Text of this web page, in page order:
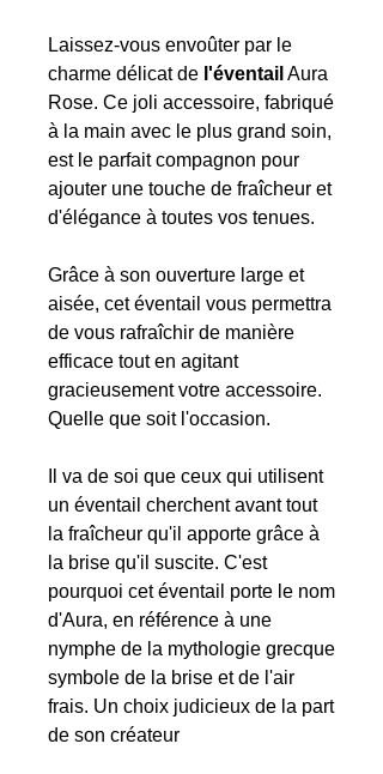
Laissez-vous envoûter par le
charme délicat de l'éventail Aura
Rose. Ce joli accessoire, fabriqué
à la main avec le plus grand soin,
est le parfait compagnon pour
ajouter une touche de fraîcheur et
d'élégance à toutes vos tenues.
Grâce à son ouverture large et
aisée, cet éventail vous permettra
de vous rafraîchir de manière
efficace tout en agitant
gracieusement votre accessoire.
Quelle que soit l'occasion.
Il va de soi que ceux qui utilisent
un éventail cherchent avant tout
la fraîcheur qu'il apporte grâce à
la brise qu'il suscite. C'est
pourquoi cet éventail porte le nom
d'Aura, en référence à une
nymphe de la mythologie grecque
symbole de la brise et de l'air
frais. Un choix judicieux de la part
de son créateur